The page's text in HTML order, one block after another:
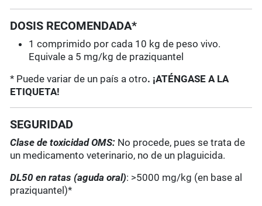
DOSIS RECOMENDADA*
1 comprimido por cada 10 kg de peso vivo.
Equivale a 5 mg/kg de praziquantel
* Puede variar de un país a otro. ¡ATÉNGASE A LA
ETIQUETA!
SEGURIDAD
Clase de toxicidad OMS: No procede, pues se trata de
un medicamento veterinario, no de un plaguicida.
DL50 en ratas (aguda oral): >5000 mg/kg (en base al
praziquantel)*